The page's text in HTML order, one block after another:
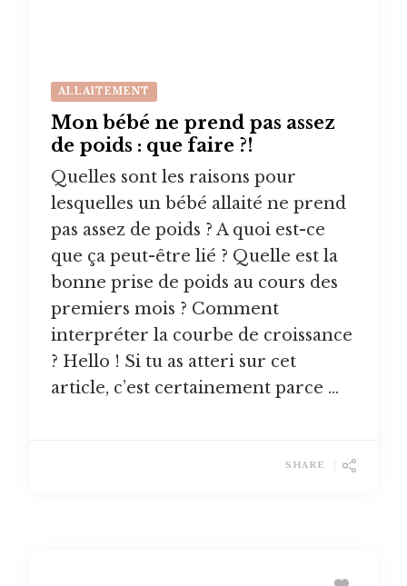
ALLAITEMENT
Mon bébé ne prend pas assez
de poids : que faire ?!
Quelles sont les raisons pour
lesquelles un bébé allaité ne prend
pas assez de poids ? A quoi est-ce
que ça peut-être lié ? Quelle est la
bonne prise de poids au cours des
premiers mois ? Comment
interpréter la courbe de croissance
? Hello ! Si tu as atteri sur cet
article, c’est certainement parce …
SHARE